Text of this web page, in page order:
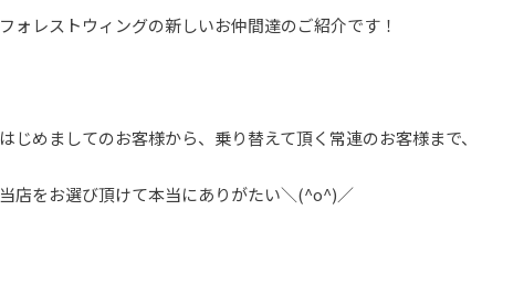
フォレストウィングの新しいお仲間達のご紹介です！
はじめましてのお客様から、乗り替えて頂く常連のお客様まで、
当店をお選び頂けて本当にありがたい＼(^o^)／